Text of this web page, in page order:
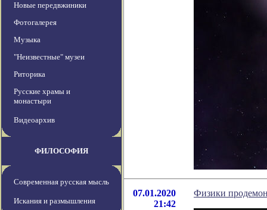
Новые передвжиники
Фотогалерея
Музыка
"Неизвестные" музеи
Риторика
Русские храмы и
монастыри
Видеоархив
ФИЛОСОФИЯ
Современная русская мысль
Искания и размышления
07.01.2020
21:42
Физики